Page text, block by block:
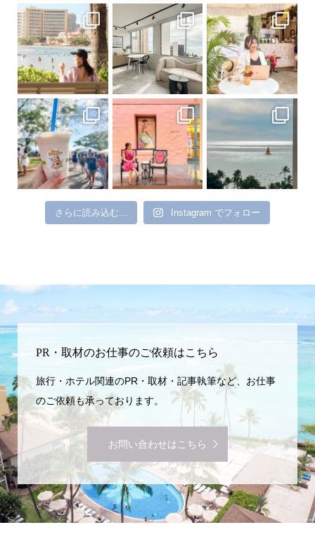
さらに読み込む... Instagram でフォロー
PR・取材のお仕事のご依頼はこちら
旅行・ホテル関連のPR・取材・記事執筆など、お仕事
のご依頼も承っております。
お問い合わせはこちら